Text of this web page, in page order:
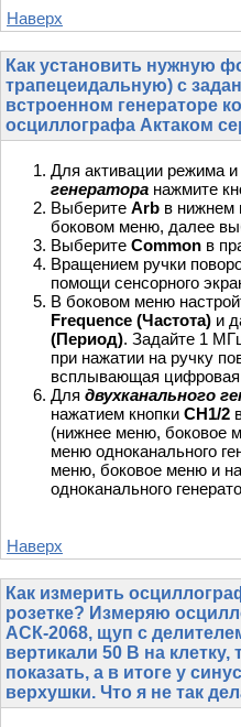
Наверх
Как установить нужную
трапецеидальную) с
встроенном генераторе
осциллографа Актаком
Для активации режима
генератора нажмите
Выберите Arb в нижнем
боковом меню, далее
Выберите Common в
Вращением ручки
помощи сенсорного
В боковом меню
Frequence (Частота) и
(Период). Задайте 1
при нажатии на ручку
всплывающая цифровая
Для двухканального
нажатием кнопки CH1/2
(нижнее меню, боковое
меню одноканального
меню, боковое меню и
одноканального
Наверх
Как измерить
розетке? Измеряю
АСК-2068, щуп с
вертикали 50 В на клетку,
показать, а в итоге у
верхушки. Что я не так